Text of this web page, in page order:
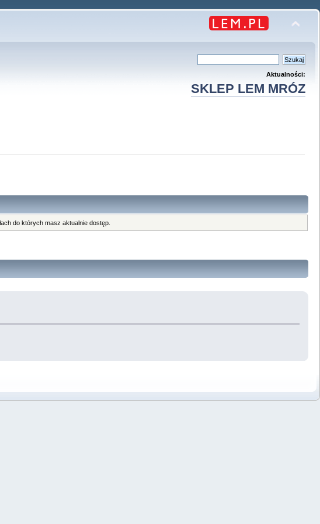
Aktualności:
SKLEP LEM MRÓZ
do których masz aktualnie dostęp.